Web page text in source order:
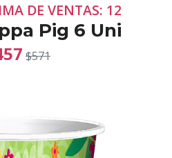
DE VENTAS: 12
Pig 6 Uni
$571